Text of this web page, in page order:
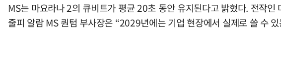
MS는 마요라나 2의 큐비트가 평균 20초 동안 유지된다고 밝혔다. 전작
줄피 알람 MS 퀀텀 부사장은 “2029년에는 기업 현장에서 실제로 쓸 수